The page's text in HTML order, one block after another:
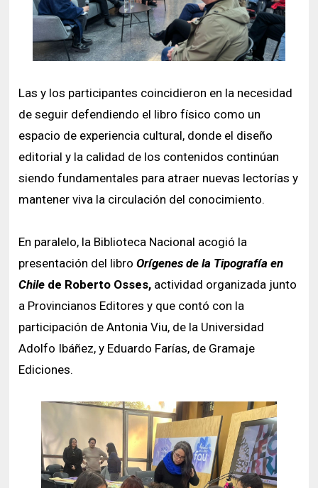
Las y los participantes coincidieron en la necesidad
de seguir defendiendo el libro físico como un
espacio de experiencia cultural, donde el diseño
editorial y la calidad de los contenidos continúan
siendo fundamentales para atraer nuevas lectorías y
mantener viva la circulación del conocimiento.
En paralelo, la Biblioteca Nacional acogió la
presentación del libro Orígenes de la Tipografía en
Chile de Roberto Osses, actividad organizada junto
a Provincianos Editores y que contó con la
participación de Antonia Viu, de la Universidad
Adolfo Ibáñez, y Eduardo Farías, de Gramaje
Ediciones.